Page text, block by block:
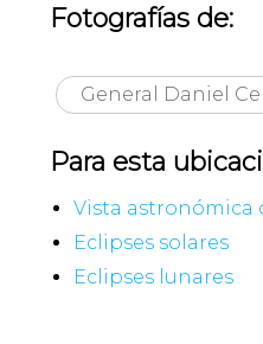
Fotografías de:
General Daniel
Para esta
Vista astronómica
Eclipses solares
Eclipses lunares